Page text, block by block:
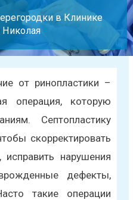
в Клинике
Николая
от ринопластики –
операция, которую
Септопластику
скорректировать
исправить нарушения
дефекты,
такие операции